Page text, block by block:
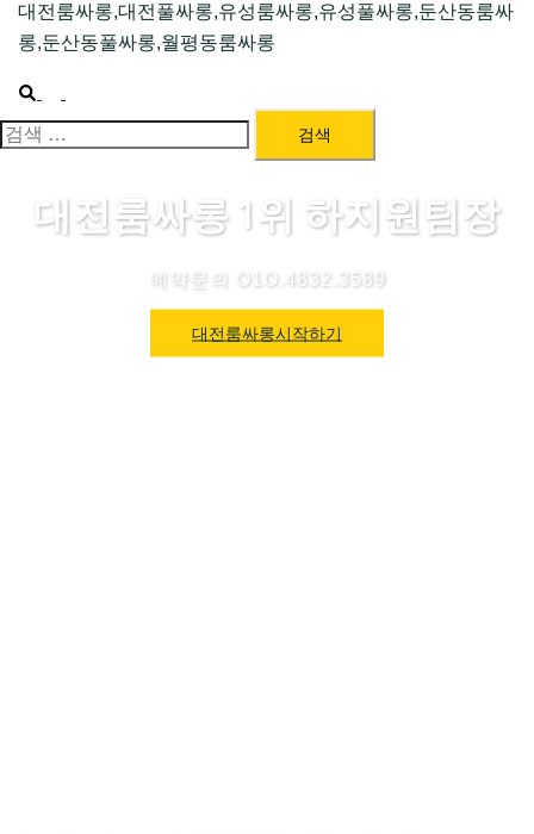
대전룸싸롱,대전풀싸롱,유성룸싸롱,유성풀싸롱,둔산동룸싸
롱,둔산동풀싸롱,월평동룸싸롱
Search
menu
검
대전룸싸롱 1위 하지원팀장
예약문의 O1O.4832.3589
대전룸싸롱시작하기